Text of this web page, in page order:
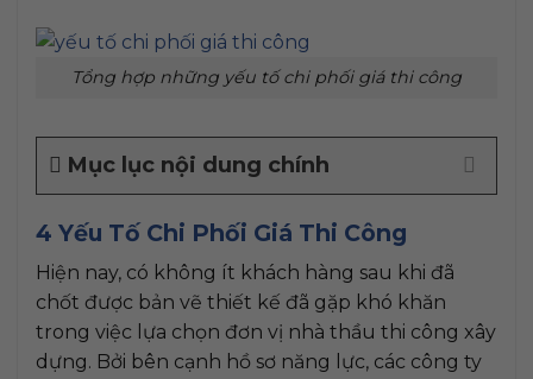
Tổng hợp những yếu tố chi phối giá thi công
Mục lục nội dung chính
4 Yếu Tố Chi Phối Giá Thi Công
Hiện nay, có không ít khách hàng sau khi đã
chốt được bản vẽ thiết kế đã gặp khó khăn
trong việc lựa chọn đơn vị nhà thầu thi công xây
dựng. Bởi bên cạnh hồ sơ năng lực, các công ty